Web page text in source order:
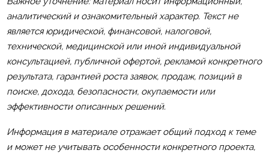
аналитический и ознакомительный характер. Текст не
является юридической, финансовой, налоговой,
технической, медицинской или иной индивидуальной
консультацией, публичной офертой, рекламой конкретного
результата, гарантией роста заявок, продаж, позиций в
поиске, дохода, безопасности, окупаемости или
эффективности описанных решений.
Информация в материале отражает общий подход к теме
и может не учитывать особенности конкретного проекта,